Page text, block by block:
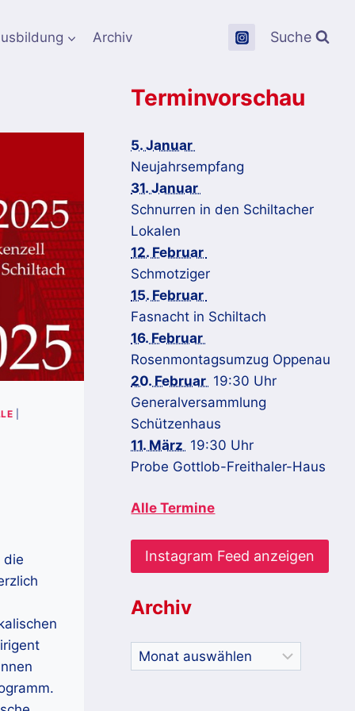
Archiv Suche
die
Terminvorschau
5. Januar
Neujahrsempfang
31. Januar
Schnurren in den Schiltacher
Lokalen
12. Februar
Schmotziger
15. Februar
Fasnacht in Schiltach
16. Februar
Rosenmontagsumzug Oppenau
20. Februar 19:30 Uhr
Generalversammlung
Schützenhaus
11. März 19:30 Uhr
Probe Gottlob-Freithaler-Haus
Alle Termine
Instagram Feed anzeigen
Archiv
Archiv